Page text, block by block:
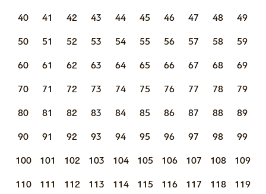
40 41 42 43 44 45 46 47 48 49
50 51 52 53 54 55 56 57 58 59
60 61 62 63 64 65 66 67 68 69
70 71 72 73 74 75 76 77 78 79
80 81 82 83 84 85 86 87 88 89
90 91 92 93 94 95 96 97 98 99
100 101 102 103 104 105 106 107 108 109
110 111 112 113 114 115 116 117 118 119